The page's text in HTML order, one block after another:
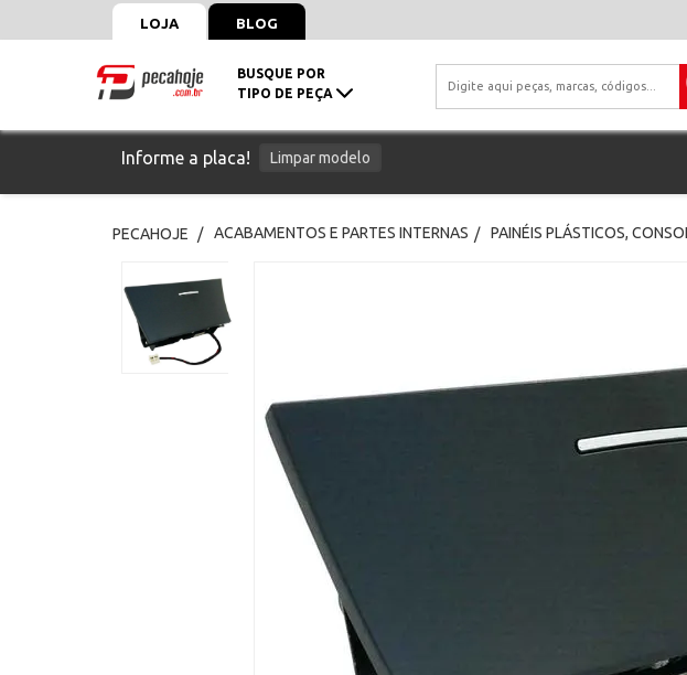
LOJA BLOG
BUSQUE POR
TIPO DE PEÇA
Informe a placa! Limpar modelo
PECAHOJE ACABAMENTOS E PARTES INTERNAS PAINÉIS PLÁSTICOS,